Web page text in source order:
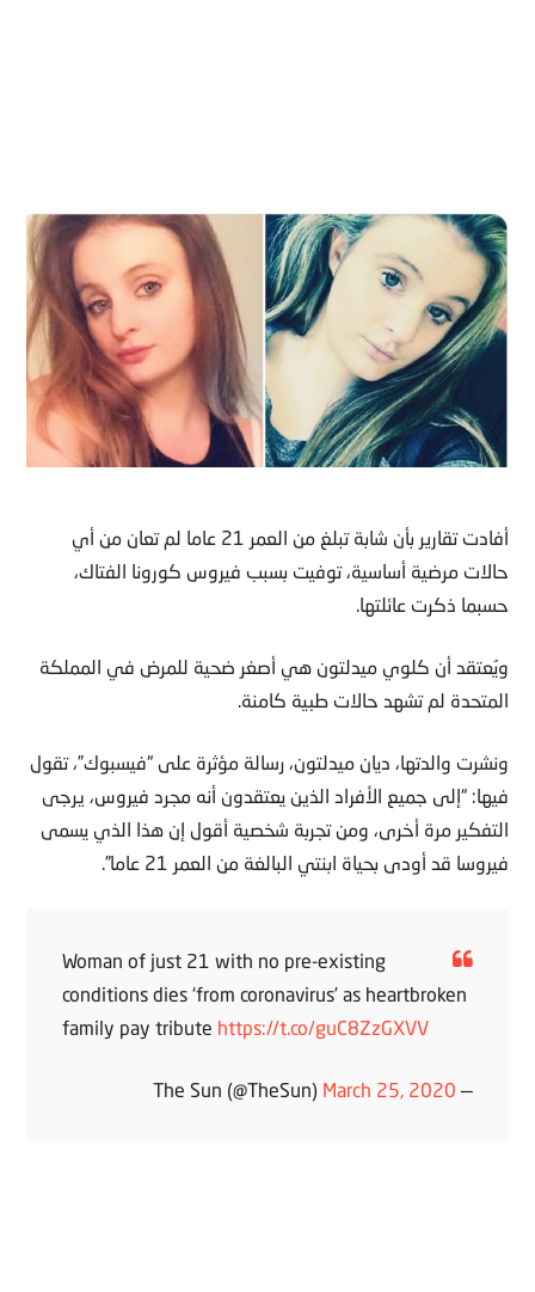
أفادت تقارير بأن شابة تبلغ من العمر 21 عاما لم تعان من أي
حالات مرضية أساسية، توفيت بسبب فيروس كورونا الفتاك،
حسبما ذكرت عائلتها.
ويُعتقد أن كلوي ميدلتون هي أصغر ضحية للمرض في المملكة
المتحدة لم تشهد حالات طبية كامنة.
ونشرت والدتها، ديان ميدلتون، رسالة مؤثرة على “فيسبوك”، تقول
فيها: “إلى جميع الأفراد الذين يعتقدون أنه مجرد فيروس، يرجى
التفكير مرة أخرى، ومن تجربة شخصية أقول إن هذا الذي يسمى
فيروسا قد أودى بحياة ابنتي البالغة من العمر 21 عاما”.
Woman of just 21 with no pre-existing
conditions dies ‘from coronavirus’ as heartbroken
family pay tribute https://t.co/guC8ZzGXVV
— The Sun (@TheSun)
March 25, 2020